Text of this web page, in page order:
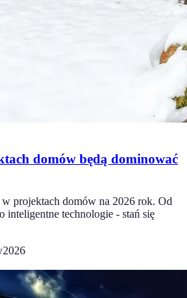
domów będą dominować
projektach domów na 2026 rok. Od
inteligentne technologie - stań się
2026